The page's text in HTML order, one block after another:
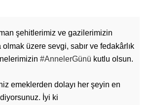
şehitlerimiz ve gazilerimizin
üzere sevgi, sabır ve fedakârlık
#AnnelerGünü kutlu olsun.
emeklerden dolayı her şeyin en
İyi ki